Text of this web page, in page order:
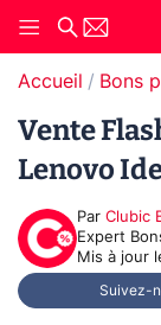
Accueil Bons
Vente
Lenovo
Par Clubic
Expert
Mis à jour
Suivez-